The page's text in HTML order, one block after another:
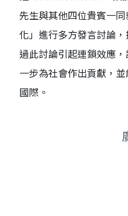
先生與其他四位貴賓一
化」進行多方發言討論
過此討論引起連鎖效應
一步為社會作出貢獻，
國際。